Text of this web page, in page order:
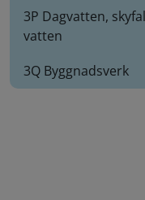
3P Dagvatten,
vatten
3Q Byggnadsverk